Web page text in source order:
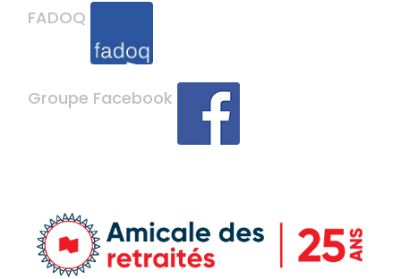
FADOQ
Groupe Facebook